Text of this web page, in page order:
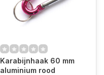
Karabijnhaak 60 mm
aluminium rood